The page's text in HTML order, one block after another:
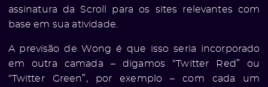
assinatura da Scroll para os sites relevantes com
base em sua atividade.
A previsão de Wong é que isso seria incorporado
em outra camada – digamos “Twitter Red” ou
“Twitter Green”, por exemplo – com cada um